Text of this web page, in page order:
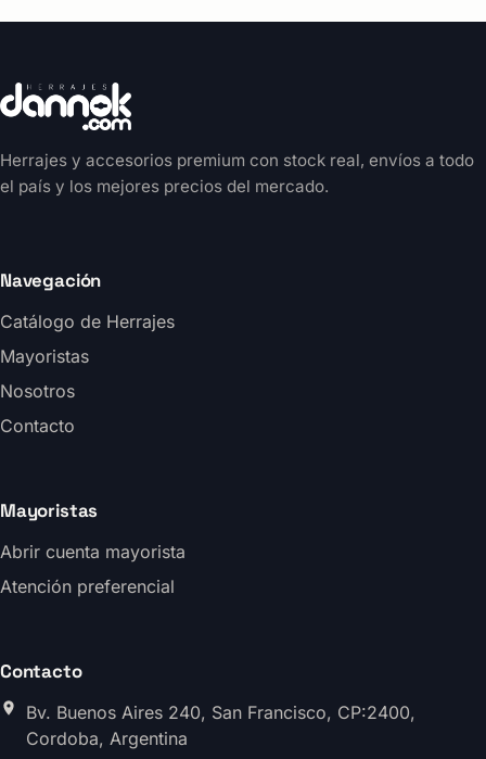
Herrajes y accesorios premium con stock real, envíos a todo
el país y los mejores precios del mercado.
Navegación
Catálogo de Herrajes
Mayoristas
Nosotros
Contacto
Mayoristas
Abrir cuenta mayorista
Atención preferencial
Contacto
Bv. Buenos Aires 240, San Francisco, CP:2400,
Cordoba, Argentina